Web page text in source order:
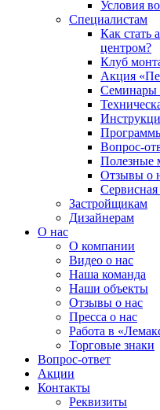
Условия
Специалистам
Как стать
центром?
Клуб
Акция
Семинары
Вопрос-
Полезные
Отзывы о
Застройщикам
Дизайнерам
О нас
О компании
Видео о нас
Наша команда
Наши объекты
Отзывы о нас
Пресса о нас
Работа в
Торговые знаки
Вопрос-ответ
Акции
Контакты
Реквизиты